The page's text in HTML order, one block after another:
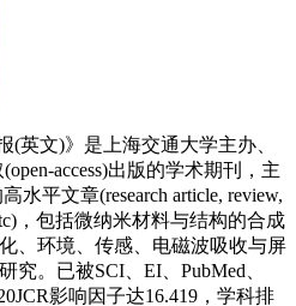
(英文)》是上海交通大学主办、
access)出版的学术期刊，主
水平文章(research article, review,
，包括微纳米材料与结构的合成
、环境、传感、电磁波吸收与屏
。已被SCI、EI、PubMed、
影响因子达16.419，学科排